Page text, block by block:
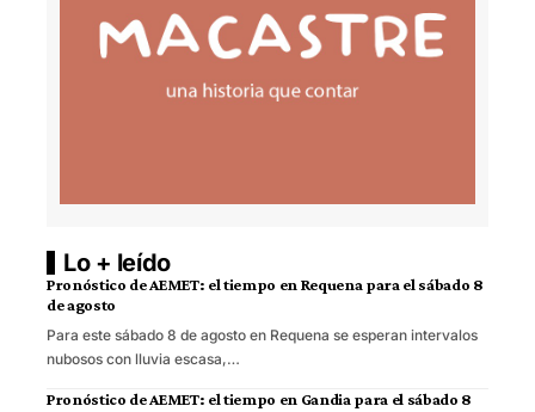
Lo + leído
Pronóstico de AEMET: el tiempo en Requena para el sábado 8
de agosto
Para este sábado 8 de agosto en Requena se esperan intervalos
nubosos con lluvia escasa,…
Pronóstico de AEMET: el tiempo en Gandia para el sábado 8